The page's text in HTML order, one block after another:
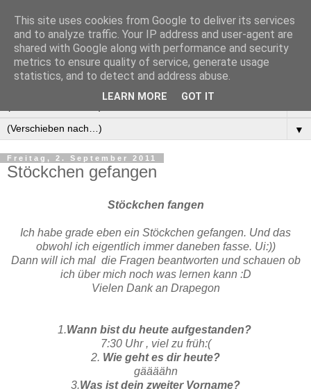
Manus Testwelt, alles
außer langweilig
▼
Freitag, 2. September 2011
Stöckchen gefangen
Stöckchen fangen
Ich habe grade eben ein Stöckchen gefangen. Und das
obwohl ich eigentlich immer daneben fasse. Ui:))
Dann will ich mal die Fragen beantworten und schauen ob
ich über mich noch was lernen kann :D
Vielen Dank an Drapegon
1.Wann bist du heute aufgestanden?
7:30 Uhr , viel zu früh:(
2. Wie geht es dir heute?
gäääähn
3.Was ist dein zweiter Vorname?
This site uses cookies from Google to deliver its services
and to analyze traffic. Your IP address and user-agent are
shared with Google along with performance and security
metrics to ensure quality of service, generate usage
statistics, and to detect and address abuse.
LEARN MORE GOT IT